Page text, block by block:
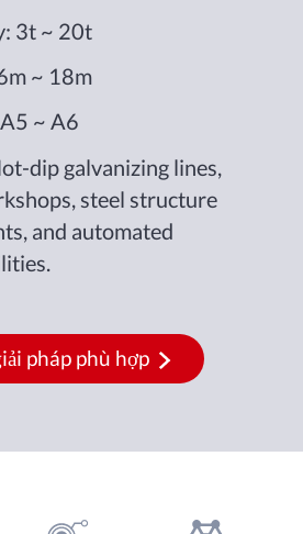
3t ~ 20t
~ 18m
~ A6
dip galvanizing lines,
steel structure
and automated
pháp phù hợp